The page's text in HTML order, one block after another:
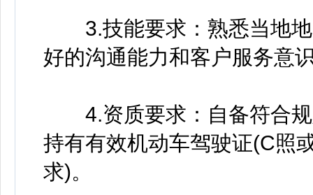
3.技能要求：熟悉当地地
好的沟通能力和客户服务意
4.资质要求：自备符合规
持有有效机动车驾驶证(C照
求)。